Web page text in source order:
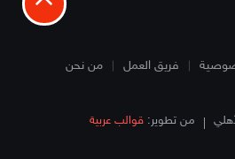
فريق العمل من نحن
من تطوير:قوالب عربية